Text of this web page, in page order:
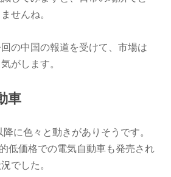
せんね。
の中国の報道を受けて、市場は
がします。
車
に色々と動きがありそうです。
低価格での電気自動車も発売され
でした。